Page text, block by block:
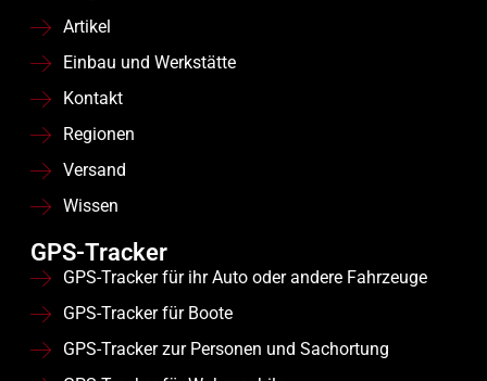
Artikel
Einbau und Werkstätte
Kontakt
Regionen
Versand
Wissen
GPS-Tracker
GPS-Tracker für ihr Auto oder andere Fahrzeuge
GPS-Tracker für Boote
GPS-Tracker zur Personen und Sachortung